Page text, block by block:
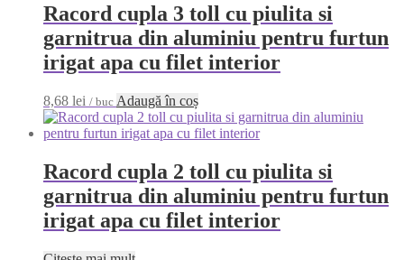
Racord cupla 3 toll cu piulita si
garnitrua din aluminiu pentru furtun
irigat apa cu filet interior
8,68 lei / buc Adaugă în coș
Racord cupla 2 toll cu piulita si
garnitrua din aluminiu pentru furtun
irigat apa cu filet interior